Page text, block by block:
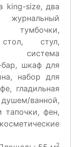
king-size, два
журнальный
тумбочки,
стул,
система
бар, шкаф для
набор для
гладильная
ванной,
тапочки, фен,
2